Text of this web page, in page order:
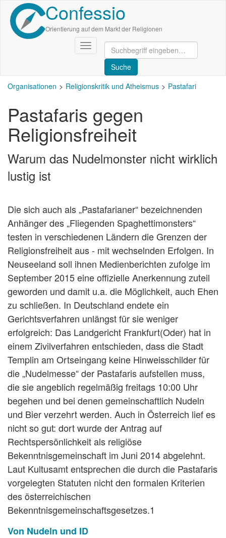
Direkt
zum
Inhalt
Confessio
Orientierung auf dem Markt der Religionen
Navigation
aktivieren/deaktivieren
Organisationen Religionskritik und Atheismus Pastafari
Pastafaris gegen
Religionsfreiheit
Warum das Nudelmonster nicht wirklich
lustig ist
Die sich auch als „Pastafarianer“ bezeichnenden
Anhänger des „Fliegenden Spaghettimonsters“
testen in verschiedenen Ländern die Grenzen der
Religionsfreiheit aus - mit wechselnden Erfolgen. In
Neuseeland soll ihnen Medienberichten zufolge im
September 2015 eine offizielle Anerkennung zuteil
geworden und damit u.a. die Möglichkeit, auch Ehen
zu schließen. In Deutschland endete ein
Gerichtsverfahren unlängst für sie weniger
erfolgreich: Das Landgericht Frankfurt(Oder) hat in
einem Zivilverfahren entschieden, dass die Stadt
Templin am Ortseingang keine Hinweisschilder für
die „Nudelmesse“ der Pastafaris aufstellen muss,
die sie angeblich regelmäßig freitags 10:00 Uhr
begehen und bei denen gemeinschaftlich Nudeln
und Bier verzehrt werden. Auch in Österreich lief es
nicht so gut: dort wurde der Antrag auf
Rechtspersönlichkeit als religiöse
Bekenntnisgemeinschaft im Juni 2014 abgelehnt.
Laut Kultusamt entsprechen die durch die Pastafaris
vorgelegten Statuten nicht den formalen Kriterien
des österreichischen
Bekenntnisgemeinschaftsgesetzes.1
Von Nudeln und ID